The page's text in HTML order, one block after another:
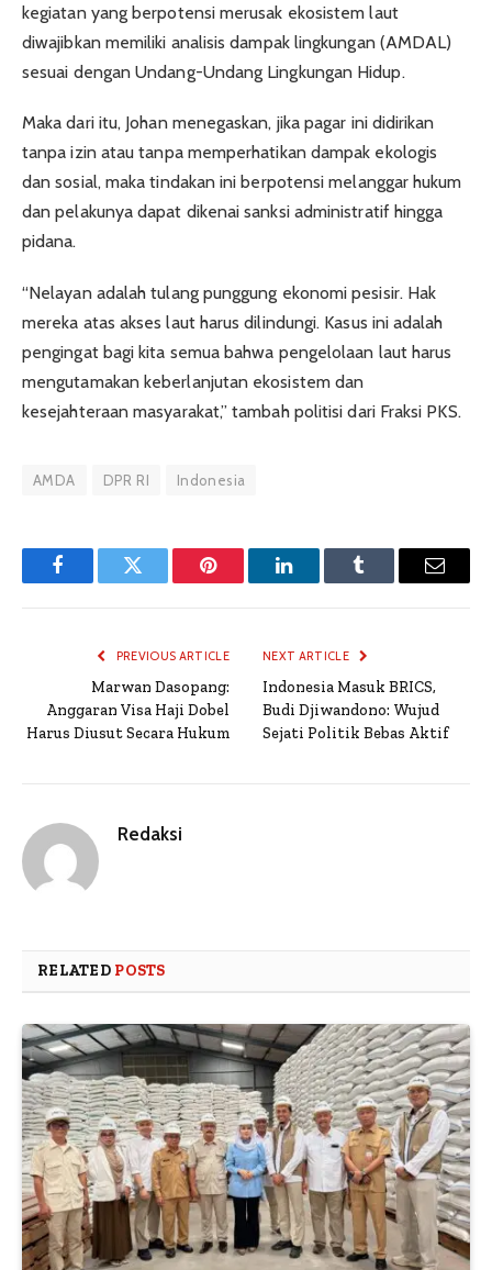
kegiatan yang berpotensi merusak ekosistem laut
diwajibkan memiliki analisis dampak lingkungan (AMDAL)
sesuai dengan Undang-Undang Lingkungan Hidup.
Maka dari itu, Johan menegaskan, jika pagar ini didirikan
tanpa izin atau tanpa memperhatikan dampak ekologis
dan sosial, maka tindakan ini berpotensi melanggar hukum
dan pelakunya dapat dikenai sanksi administratif hingga
pidana.
“Nelayan adalah tulang punggung ekonomi pesisir. Hak
mereka atas akses laut harus dilindungi. Kasus ini adalah
pengingat bagi kita semua bahwa pengelolaan laut harus
mengutamakan keberlanjutan ekosistem dan
kesejahteraan masyarakat,” tambah politisi dari Fraksi PKS.
AMDA DPR RI Indonesia
FacebookTwitter Pinterest LinkedInTumblr Email
PREVIOUS ARTICLE
Marwan Dasopang:
Anggaran Visa Haji Dobel
Harus Diusut Secara Hukum
NEXT ARTICLE
Indonesia Masuk BRICS,
Budi Djiwandono: Wujud
Sejati Politik Bebas Aktif
Redaksi
RELATED POSTS